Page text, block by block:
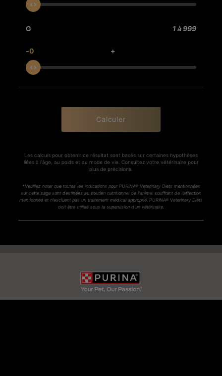
G 1 à 999
-0 +
Calculer
Les calculs pour obtenir ce résultat sont basés sur certaines hypothèses
liées à l'âge, au poids et au mode de vie. Consultez votre vétérinaire pour
plus de précisions.
*Veuillez noter que toutes les indications pour PURINA® Veterinary Diets mentionnées
sur cette page sont destinées au soutien nutritionnel de l'animal souffrant de l'affection
mentionnée et n'excluent pas un traitement médical approprié. PURINA® Veterinary Diets
doit être utilisé sous la supervision d'un vétérinaire.